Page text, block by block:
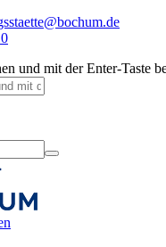
und mit der Enter-Taste